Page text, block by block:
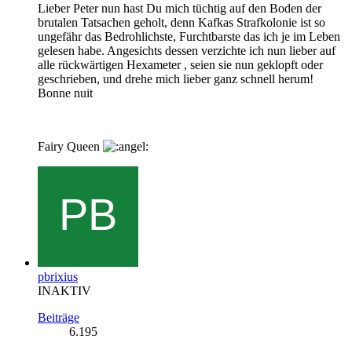
Lieber Peter nun hast Du mich tüchtig auf den Boden der
brutalen Tatsachen geholt, denn Kafkas Strafkolonie ist so
ungefähr das Bedrohlichste, Furchtbarste das ich je im Leben
gelesen habe. Angesichts dessen verzichte ich nun lieber auf
alle rückwärtigen Hexameter , seien sie nun geklopft oder
geschrieben, und drehe mich lieber ganz schnell herum!
Bonne nuit
Fairy Queen
pbrixius
INAKTIV
Beiträge
6.195